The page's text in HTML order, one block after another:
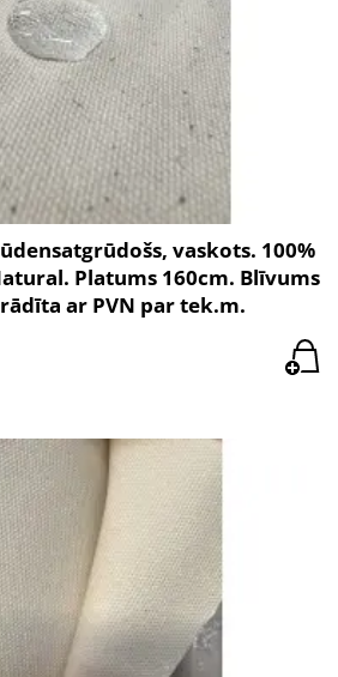
vaskots. 100%
Platums 160cm. Blīvums
ar PVN par tek.m.